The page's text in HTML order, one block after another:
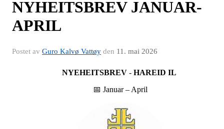
NYHEITSBREV JANUAR-
APRIL
Postet av Guro Kalvø Vattøy den 11. mai 2026
NYEHEITSBREV- HAREID IL
📅 Januar – April